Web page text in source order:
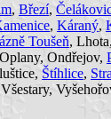
, Březí,
, Káraný,
Toušeň, Lhota,
Ondřejov,
Štíhlice,